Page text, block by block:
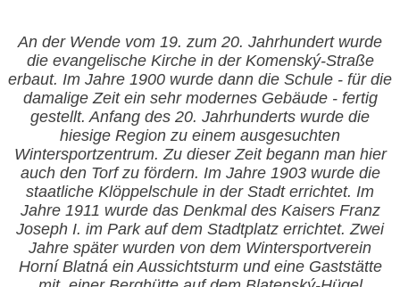
An der Wende vom 19. zum 20. Jahrhundert wurde
die evangelische Kirche in der Komenský-Straße
erbaut. Im Jahre 1900 wurde dann die Schule - für die
damalige Zeit ein sehr modernes Gebäude - fertig
gestellt. Anfang des 20. Jahrhunderts wurde die
hiesige Region zu einem ausgesuchten
Wintersportzentrum. Zu dieser Zeit begann man hier
auch den Torf zu fördern. Im Jahre 1903 wurde die
staatliche Klöppelschule in der Stadt errichtet. Im
Jahre 1911 wurde das Denkmal des Kaisers Franz
Joseph I. im Park auf dem Stadtplatz errichtet. Zwei
Jahre später wurden von dem Wintersportverein
Horní Blatná ein Aussichtsturm und eine Gaststätte